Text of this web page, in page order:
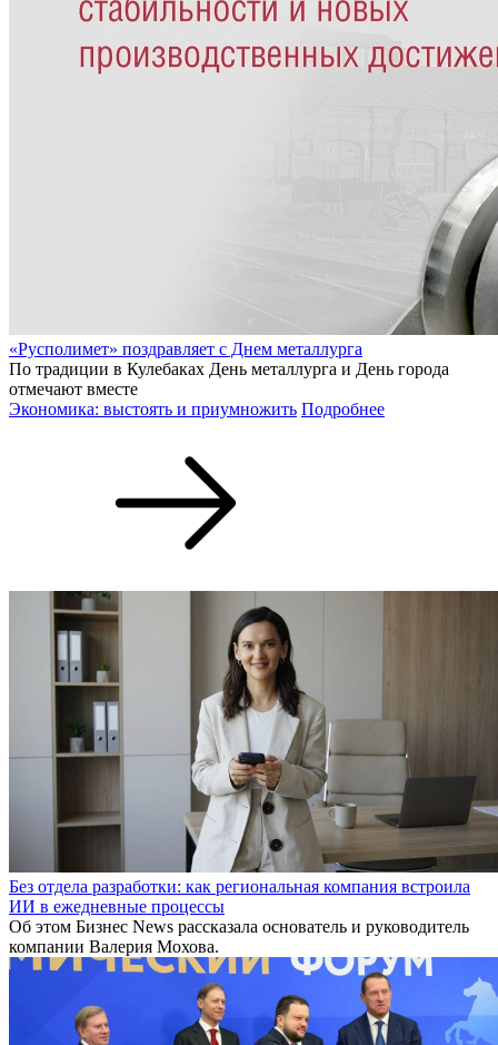
«Русполимет» поздравляет с Днем металлурга
По традиции в Кулебаках День металлурга и День города
отмечают вместе
Экономика: выстоять и приумножить Подробнее
Без отдела разработки: как региональная компания встроила
ИИ в ежедневные процессы
Об этом Бизнес News рассказала основатель и руководитель
компании Валерия Мохова.